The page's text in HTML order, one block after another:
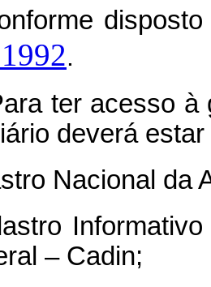
.
ter acesso à
deverá
Nacional da
– Cadin;